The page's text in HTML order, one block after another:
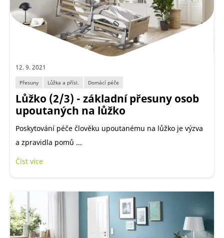
12. 9. 2021
Přesuny Lůžka a přísl. Domácí péče
Lůžko (2/3) - základní přesuny osob
upoutaných na lůžko
Poskytování péče člověku upoutanému na lůžko je výzva
a zpravidla pomů ...
Číst více